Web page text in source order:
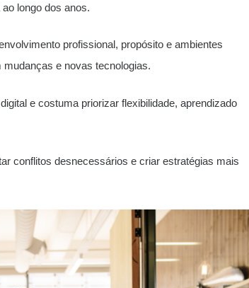
longo dos anos.
profissional, propósito e ambientes
e novas tecnologias.
e costuma priorizar flexibilidade, aprendizado
conflitos desnecessários e criar estratégias mais